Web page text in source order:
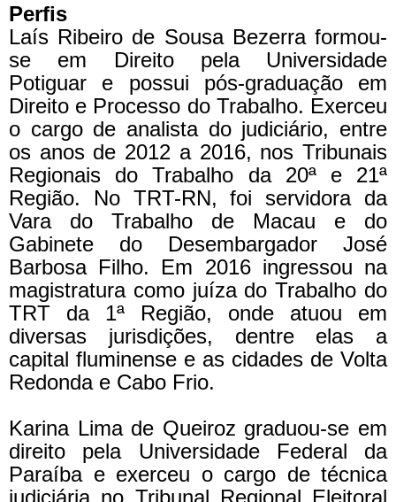
Perfis
Laís Ribeiro de Sousa Bezerra formou-
se em Direito pela Universidade
Potiguar e possui pós-graduação em
Direito e Processo do Trabalho. Exerceu
o cargo de analista do judiciário, entre
os anos de 2012 a 2016, nos Tribunais
Regionais do Trabalho da 20ª e 21ª
Região. No TRT-RN, foi servidora da
Vara do Trabalho de Macau e do
Gabinete do Desembargador José
Barbosa Filho. Em 2016 ingressou na
magistratura como juíza do Trabalho do
TRT da 1ª Região, onde atuou em
diversas jurisdições, dentre elas a
capital fluminense e as cidades de Volta
Redonda e Cabo Frio.
Karina Lima de Queiroz graduou-se em
direito pela Universidade Federal da
Paraíba e exerceu o cargo de técnica
judiciária no Tribunal Regional Eleitoral